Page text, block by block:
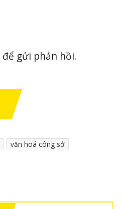
để gửi phản hồi.
văn hoá công sở